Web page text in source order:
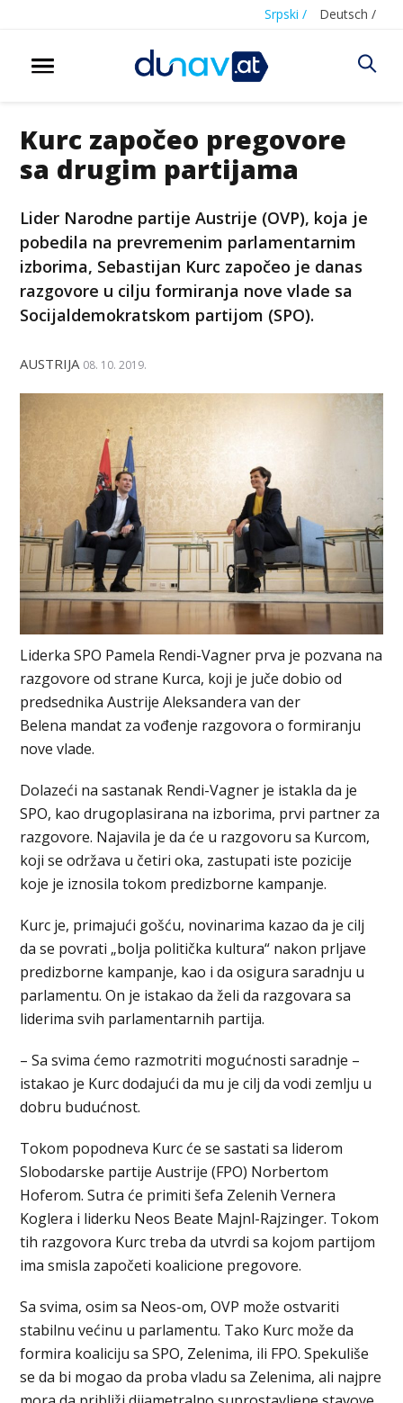
Srpski / Deutsch /
Kurc započeo pregovore
sa drugim partijama
Lider Narodne partije Austrije (OVP), koja je
pobedila na prevremenim parlamentarnim
izborima, Sebastijan Kurc započeo je danas
razgovore u cilju formiranja nove vlade sa
Socijaldemokratskom partijom (SPO).
AUSTRIJA 08. 10. 2019.
Liderka SPO Pamela Rendi-Vagner prva je pozvana na
razgovore od strane Kurca, koji je juče dobio od
predsednika Austrije Aleksandera van der
Belena mandat za vođenje razgovora o formiranju
nove vlade.
Dolazeći na sastanak Rendi-Vagner je istakla da je
SPO, kao drugoplasirana na izborima, prvi partner za
razgovore. Najavila je da će u razgovoru sa Kurcom,
koji se održava u četiri oka, zastupati iste pozicije
koje je iznosila tokom predizborne kampanje.
Kurc je, primajući gošću, novinarima kazao da je cilj
da se povrati „bolja politička kultura“ nakon prljave
predizborne kampanje, kao i da osigura saradnju u
parlamentu. On je istakao da želi da razgovara sa
liderima svih parlamentarnih partija.
– Sa svima ćemo razmotriti mogućnosti saradnje –
istakao je Kurc dodajući da mu je cilj da vodi zemlju u
dobru budućnost.
Tokom popodneva Kurc će se sastati sa liderom
Slobodarske partije Austrije (FPO) Norbertom
Hoferom. Sutra će primiti šefa Zelenih Vernera
Koglera i liderku Neos Beate Majnl-Rajzinger. Tokom
tih razgovora Kurc treba da utvrdi sa kojom partijom
ima smisla započeti koalicione pregovore.
Sa svima, osim sa Neos-om, OVP može ostvariti
stabilnu većinu u parlamentu. Tako Kurc može da
formira koaliciju sa SPO, Zelenima, ili FPO. Spekuliše
se da bi mogao da proba vladu sa Zelenima, ali najpre